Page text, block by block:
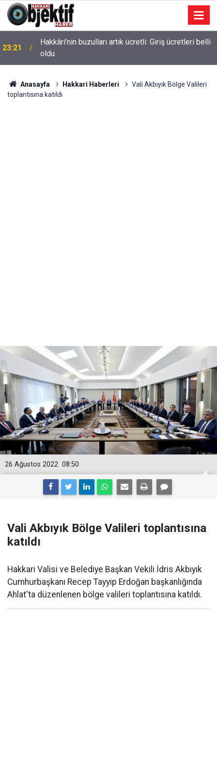
23:21
Hakkâri’nin buzulları artık ücretli: Giriş ücretleri belli
oldu
Anasayfa Hakkari Haberleri
Vali Akbıyık Bölge Valileri
toplantısına katıldı
08:50
26 Ağustos 2022
Vali Akbıyık Bölge Valileri toplantısına
katıldı
Hakkari Valisi ve Belediye Başkan Vekili İdris Akbıyık
Cumhurbaşkanı Recep Tayyip Erdoğan başkanlığında
Ahlat'ta düzenlenen bölge valileri toplantısına katıldı.